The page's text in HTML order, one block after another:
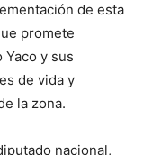
de esta
promete
y sus
de vida y
la zona.
nacional,